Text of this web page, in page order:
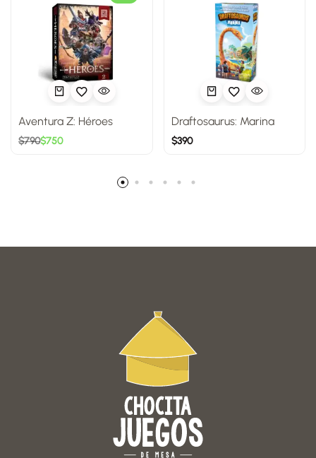
Aventura Z: Héroes
$790$750
Draftosaurus: Marina
$390